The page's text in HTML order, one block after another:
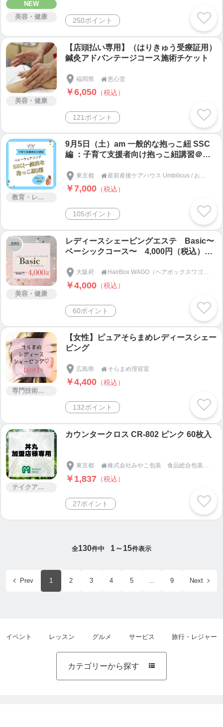
NEW
美容・健康
250ポイント
美容・健康
【店頭払い専用】（はりきゅう受療証用）
鍼灸アドバンテージコース施術チケット
福岡県 恵心堂
￥6,050 （税込）
121ポイント
教育・レッスン・講習
9月5日（土）am 一般的な抱っこ紐 SSC
編 ：子育て支援者向け抱っこ紐講習＠ア
東京都  産前産後ケアハウス Umbilicus / おやこCafe Umbilicus
￥7,000 （税込）
105ポイント
美容・健康
レディースシェービングエステ Basic〜
ベーシックコース〜 4,000円（税込）
大阪府  HairBox WAGO（ヘアボックスワゴウ）｜理容室｜大阪市都島区・京橋駅
￥4,000 （税込）
60ポイント
専門技術サービス
【女性】ピュアそらまめレディースシェー
ビング
広島県 そらまめ理容室
￥4,400 （税込）
132ポイント
テイクアウト
カウンタークロス CR-802 ピンク 60枚入
東京都  株式会社みやこ包装 食品総合包装資材
￥1,837 （税込）
27ポイント
全130件中 1～15件表示
Prev 1 2 3 4 5 ... 9 Next
イベント レッスン グルメ サービス 旅行・レジャー
カテゴリーから探す 